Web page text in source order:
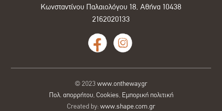
Κωνσταντίνου Παλαιολόγου 18, Αθήνα 10438
2162020133
© 2023 www.ontheway.gr
Πολ. απορρήτου,Cookies, Εμπορική πολιτική
Created by:www.shape.com.gr